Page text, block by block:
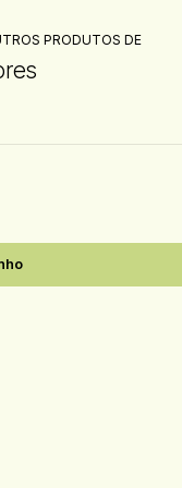
PRODUTOS DE